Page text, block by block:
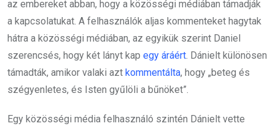
az embereket abban, hogy a közösségi médiában támadják
a kapcsolatukat. A felhasználók aljas kommenteket hagytak
hátra a közösségi médiában, az egyikük szerint Daniel
szerencsés, hogy két lányt kap egy áráért. Dánielt különösen
támadták, amikor valaki azt kommentálta, hogy „beteg és
szégyenletes, és Isten gyűlöli a bűnöket”.
Egy közösségi média felhasználó szintén Dánielt vette